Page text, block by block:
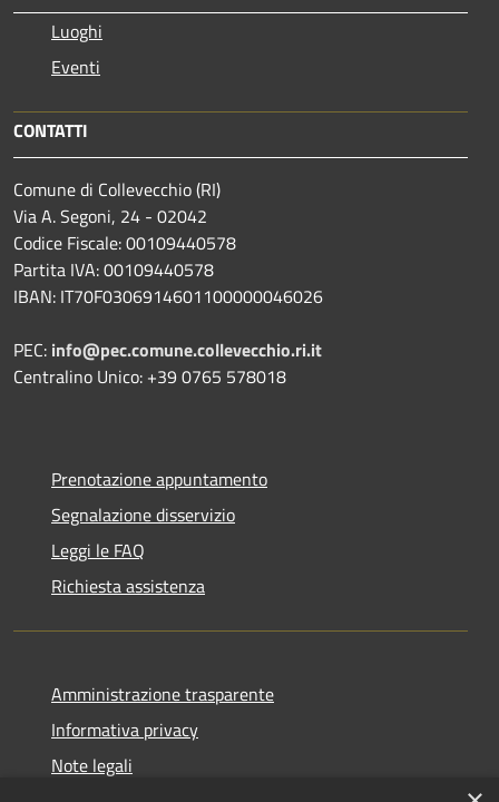
Luoghi
Eventi
CONTATTI
Comune di Collevecchio (RI)
Via A. Segoni, 24 - 02042
Codice Fiscale: 00109440578
Partita IVA: 00109440578
IBAN: IT70F0306914601100000046026
PEC: info@pec.comune.collevecchio.ri.it
Centralino Unico: +39 0765 578018
Prenotazione appuntamento
Segnalazione disservizio
Leggi le FAQ
Richiesta assistenza
Amministrazione trasparente
Informativa privacy
Note legali